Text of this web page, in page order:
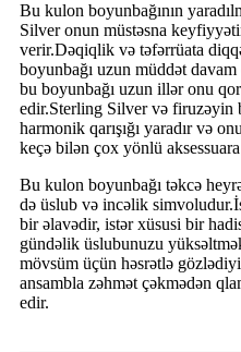
Bu kulon boyunbağının
Silver onun müstəsna
verir.Dəqiqlik və təfərrüata
boyunbağı uzun müddət
bu boyunbağı uzun illər onu
edir.Sterling Silver və firuzəyin
harmonik qarışığı yaradır və
keçə bilən çox yönlü
Bu kulon boyunbağı təkcə
də üslub və incəlik
bir əlavədir, istər xüsusi bir
gündəlik üslubunuzu
mövsüm üçün həsrətlə
ansambla zəhmət çəkmədən
edir.